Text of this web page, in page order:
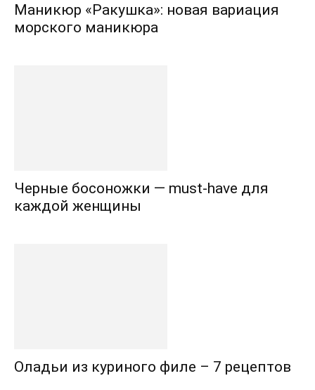
Маникюр «Ракушка»: новая вариация
морского маникюра
Черные босоножки — must-have для
каждой женщины
Оладьи из куриного филе – 7 рецептов